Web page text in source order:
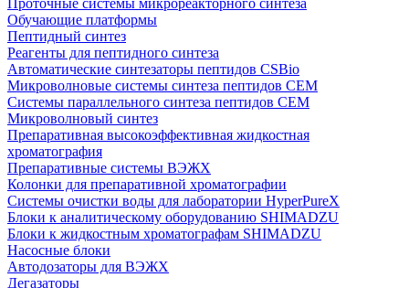
Проточные системы микрореакторного синтеза
Обучающие платформы
Пептидный синтез
Реагенты для пептидного синтеза
Автоматические синтезаторы пептидов CSBio
Микроволновые системы синтеза пептидов CEM
Системы параллельного синтеза пептидов CEM
Микроволновый синтез
Препаративная высокоэффективная жидкостная
хроматография
Препаративные системы ВЭЖХ
Колонки для препаративной хроматографии
Системы очистки воды для лаборатории HyperPureX
Блоки к аналитическому оборудованию SHIMADZU
Блоки к жидкостным хроматографам SHIMADZU
Насосные блоки
Автодозаторы для ВЭЖХ
Дегазаторы